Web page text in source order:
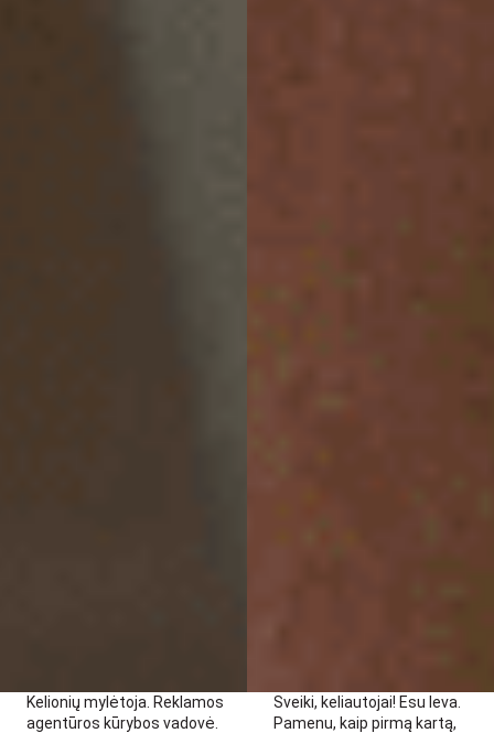
Kelionių mylėtoja. Reklamos
agentūros kūrybos vadovė.
Sveiki, keliautojai! Esu Ieva.
Pamenu, kaip pirmą kartą,